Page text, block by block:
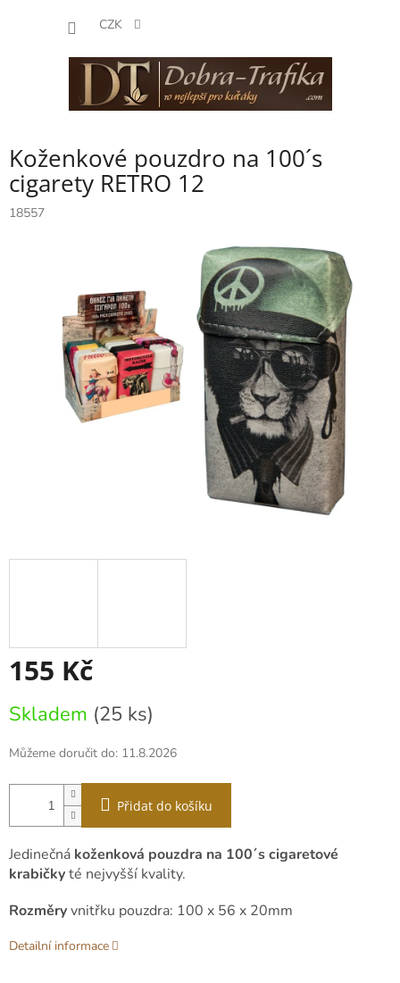
CZK
Koženkové pouzdro na 100´s
cigarety RETRO 12
18557
155 Kč
cena:
Skladem (25 ks)
Můžeme doručit do: 11.8.2026
Přidat do košíku
Jedinečná koženková pouzdra na 100´s cigaretové
krabičkyté nejvyšší kvality.
Rozměryvnitřku pouzdra: 100 x 56 x 20mm
Detailní informace